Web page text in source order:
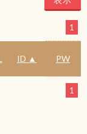
1
ID ▲ PW
1